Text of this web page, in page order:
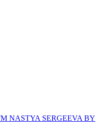
NASTYA SERGEEVA BY